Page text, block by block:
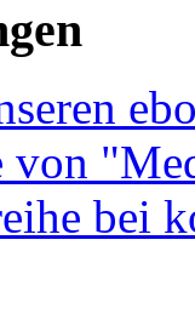
von
bei